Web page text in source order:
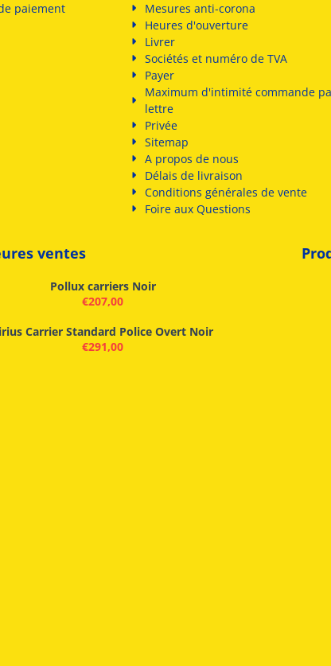
paiement
Mesures anti-corona
Heures d'ouverture
Livrer
Sociétés et numéro de TVA
Payer
Maximum d'intimité commande
lettre
Privée
Sitemap
A propos de nous
Délais de livraison
Conditions générales de vente
Foire aux Questions
ventes
Pollux carriers Noir
€207,00
Carrier Standard Police Overt Noir
€291,00